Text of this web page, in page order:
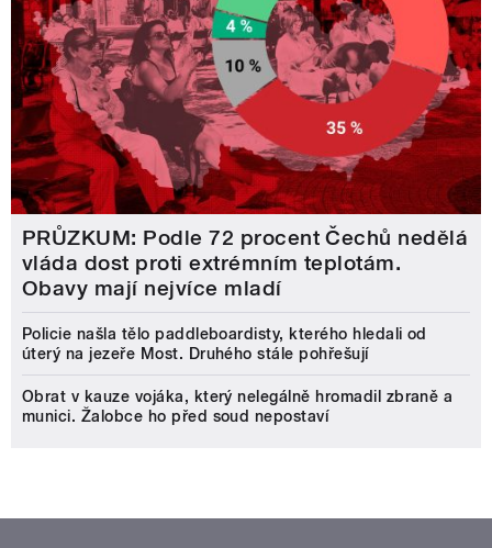
PRŮZKUM: Podle 72 procent Čechů nedělá
vláda dost proti extrémním teplotám.
Obavy mají nejvíce mladí
Policie našla tělo paddleboardisty, kterého hledali od
úterý na jezeře Most. Druhého stále pohřešují
Obrat v kauze vojáka, který nelegálně hromadil zbraně a
munici. Žalobce ho před soud nepostaví